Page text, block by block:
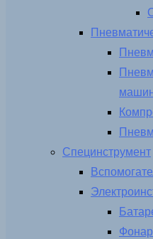
Специнструмент